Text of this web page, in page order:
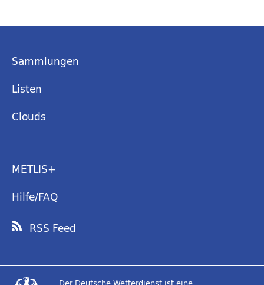
Sammlungen
Listen
Clouds
METLIS+
Hilfe/FAQ
RSS Feed